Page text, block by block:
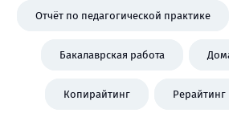
Отчёт по педагогической практике
Бакалаврская работа
Копирайтинг Рерайтинг